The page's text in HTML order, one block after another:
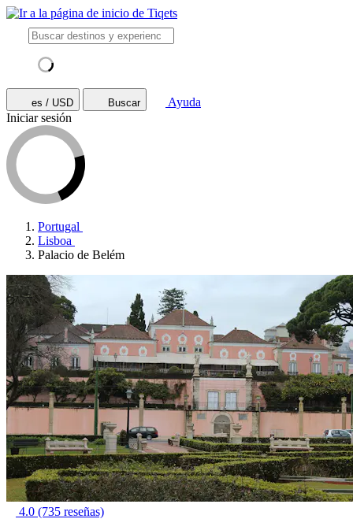
es / USD Buscar
Ayuda
Iniciar sesión
Portugal
Lisboa
Palacio de Belém
4.0 (735 reseñas)